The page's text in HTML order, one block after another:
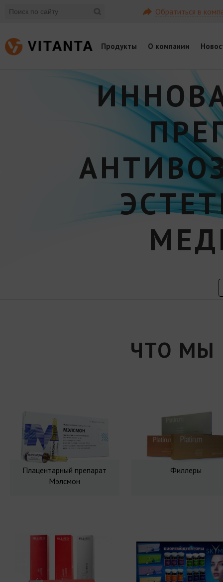
Обратиться в
Продукты О компании
ЧТО МЫ
Плацентарный препарат
Мэлсмон
Филлеры